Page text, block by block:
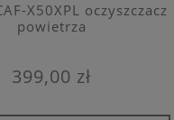
X50XPL oczyszczacz
powietrza
399,00 zł